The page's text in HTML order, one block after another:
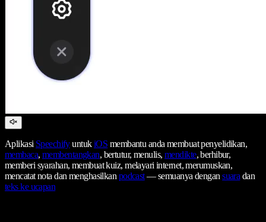
Aplikasi SpeechifyuntukiOS membantu anda membuat penyelidikan,
membaca, membentangkan, bertutur, menulis, mendikte, berhibur,
memberi syarahan, membuat kuiz, melayari internet, merumuskan,
mencatat nota dan menghasilkanpodcast— semuanya dengansuaradan
teks ke ucapan